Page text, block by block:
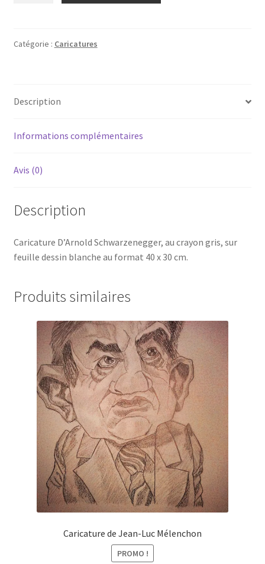
Schwarzenegger
Catégorie : Caricatures
Description
Informations complémentaires
Avis (0)
Description
Caricature D’Arnold Schwarzenegger, au crayon gris, sur
feuille dessin blanche au format 40 x 30 cm.
Produits similaires
Caricature de Jean-Luc Mélenchon
PROMO !